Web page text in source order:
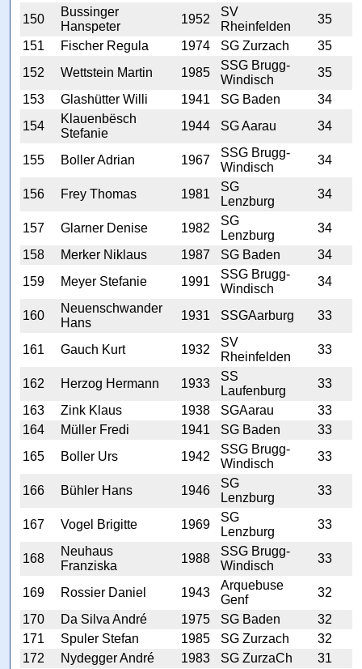
150
Bussinger
Hanspeter
1952
SV
Rheinfelden
35
151
Fischer Regula 1974 SG Zurzach
35
152
Wettstein Martin 1985
SSG Brugg-
Windisch
35
153
Glashütter Willi 1941 SG Baden
34
154
Klauenbësch
Stefanie
1944 SG Aarau 34
155 Boller Adrian 1967
SSG Brugg-
Windisch
34
156 Frey Thomas 1981
SG
Lenzburg
34
157 Glarner Denise 1982
SG
Lenzburg
34
158
Merker Niklaus 1987 SG Baden
34
159
Meyer Stefanie 1991
SSG Brugg-
Windisch
34
160
Neuenschwander
Hans
1931 SSGAarburg 33
161 Gauch Kurt 1932
SV
Rheinfelden
33
162 Herzog Hermann 1933
SS
Laufenburg
33
163
Zink Klaus 1938 SGAarau
33
164
Müller Fredi 1941 SG Baden
33
165
Boller Urs 1942
SSG Brugg-
Windisch
33
166 Bühler Hans 1946
SG
Lenzburg
33
167 Vogel Brigitte 1969
SG
Lenzburg
33
168
Neuhaus
Franziska
1988
SSG Brugg-
Windisch
33
169 Rossier Daniel 1943
Arquebuse
Genf
32
170
Da Silva André 1975 SG Baden
32
171
Spuler Stefan 1985 SG Zurzach
32
172
Nydegger André 1983 SG ZurzaCh
31